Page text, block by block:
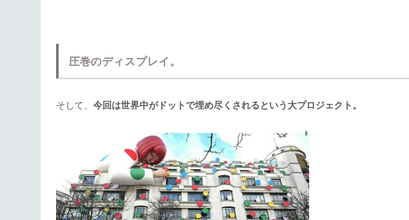
圧巻のディスプレイ。
そして、 今回は世界中がドットで埋め尽くされるという大プロジェクト。